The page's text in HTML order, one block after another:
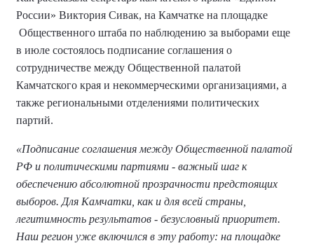
России» Виктория Сивак, на Камчатке на площадке
Общественного штаба по наблюдению за выборами еще
в июле состоялось подписание соглашения о
сотрудничестве между Общественной палатой
Камчатского края и некоммерческими организациями, а
также региональными отделениями политических
партий.
«Подписание соглашения между Общественной палатой
РФ и политическими партиями - важный шаг к
обеспечению абсолютной прозрачности предстоящих
выборов. Для Камчатки, как и для всей страны,
легитимность результатов - безусловный приоритет.
Наш регион уже включился в эту работу: на площадке